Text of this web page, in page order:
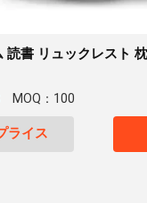
読書 リュックレスト
MOQ：100
ライス